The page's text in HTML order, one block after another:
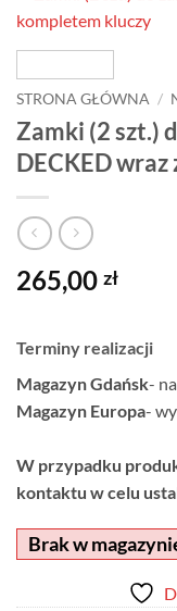
STRONA GŁÓWNA /
Zamki (2 szt.)
DECKED
265,00 zł
Terminy realizacji
Magazyn Gdańsk-
Magazyn Europa-
W przypadku
kontaktu w celu
Brak w